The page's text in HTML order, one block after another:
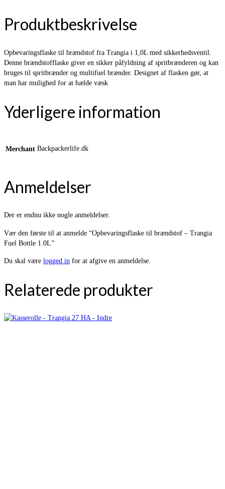
Produktbeskrivelse
Opbevaringsflaske til brændstof fra Trangia i 1,0L med sikkerhedsventil.
Denne brændstofflaske giver en sikker påfyldning af spritbrænderen og kan
bruges til spritbrænder og multifuel brænder. Designet af flasken gør, at
man har mulighed for at hælde væsk
Yderligere information
Merchant Backpackerlife.dk
Anmeldelser
Der er endnu ikke nogle anmeldelser.
Vær den første til at anmelde “Opbevaringsflaske til brændstof – Trangia
Fuel Bottle 1.0L”
Du skal være logged in for at afgive en anmeldelse.
Relaterede produkter